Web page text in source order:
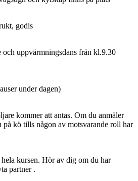
godis
uppvärmningsdans från kl.9.30
under dagen)
kommer att antas. Om du anmäler
på kö tills någon av motsvarande roll har
kursen. Hör av dig om du har
partner .